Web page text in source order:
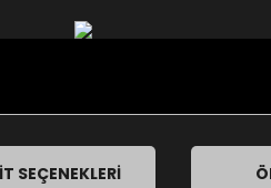
SEÇENEKLERI